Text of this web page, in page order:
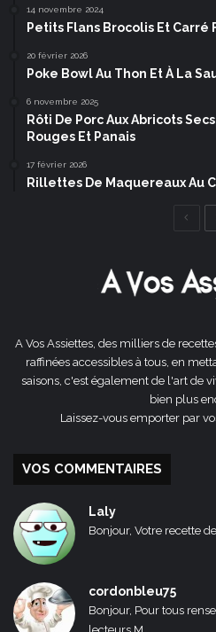
14 novembre 2024
Petits Flans Brocolis Et Carré
20 février 2026
Poke Bowl Au Thon Et À La
6 novembre 2025
Rôti De Porc Aux Abricots
Rouges Et Panais
17 février 2026
Rillettes De Maquereaux Au
A Vos Assiettes, des milliers de
raffinées accessibles à tous, en
saisons, c'est également de l'art de
bien plus
Laissez-vous emporter par
VOS COMMENTAIRES
Laly
Bonjour, Votre recette
cordonbleu75
Bonjour, Pour tous